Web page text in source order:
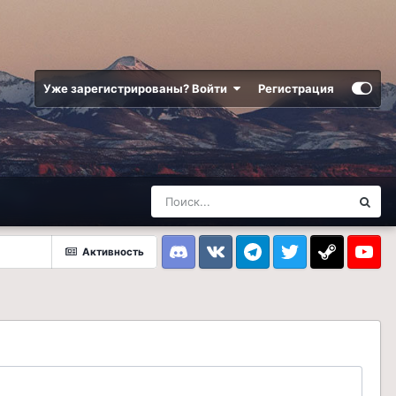
Уже зарегистрированы? Войти Регистрация
Активность
DiscordVK TelegramTwitter Steam